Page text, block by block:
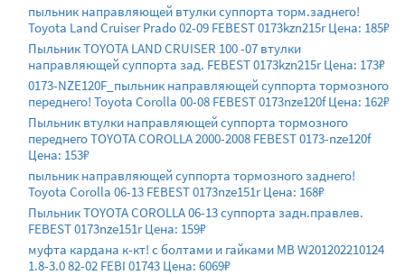
пыльник направляющей втулки суппорта торм.заднего!
Toyota Land Cruiser Prado 02-09 FEBEST 0173kzn215r Цена: 185₽
Пыльник TOYOTA LAND CRUISER 100 -07 втулки
направляющей суппорта зад. FEBEST 0173kzn215r Цена: 173₽
0173-NZE120F_пыльник направляющей суппорта тормозного
переднего! Toyota Corolla 00-08 FEBEST 0173nze120f Цена: 162₽
Пыльник втулки направляющей суппорта тормозного
переднего TOYOTA COROLLA 2000-2008 FEBEST 0173-nze120f
Цена: 153₽
пыльник направляющей суппорта тормозного заднего!
Toyota Corolla 06-13 FEBEST 0173nze151r Цена: 168₽
Пыльник TOYOTA COROLLA 06-13 суппорта задн.правлев.
FEBEST 0173nze151r Цена: 159₽
муфта кардана к-кт! с болтами и гайками MB W201202210124
1.8-3.0 82-02 FEBI 01743 Цена: 6069₽